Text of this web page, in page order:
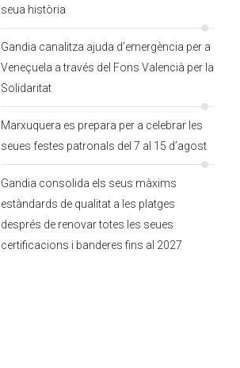
seua història
Gandia canalitza ajuda d’emergència per a
Veneçuela a través del Fons Valencià per la
Solidaritat
Marxuquera es prepara per a celebrar les
seues festes patronals del 7 al 15 d’agost
Gandia consolida els seus màxims
estàndards de qualitat a les platges
després de renovar totes les seues
certificacions i banderes fins al 2027